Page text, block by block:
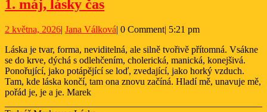
1. máj, lásky čas1.
lásky
čas
2 května, 20262
2026
| Jana VálkováJana
| 0 Comment| 5:21 pm
Láska je tvar, forma, neviditelná, ale silně tvořivě přítomná. Vsákne
se do krve, dýchá s odlehčením, cholerická, manická, konejšivá.
Ponořující, jako potápějící se loď, zvedající, jako horký vzduch.
Tam, kde láska končí, tam ona znovu začíná. Hladí mě, unavuje mě,
pořád je, je a je. Marek